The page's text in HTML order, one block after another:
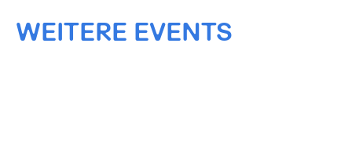
WEITERE EVENTS